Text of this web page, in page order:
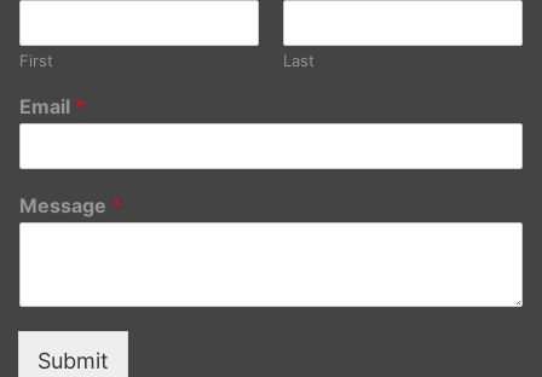
First Last
Email *
Message *
Submit